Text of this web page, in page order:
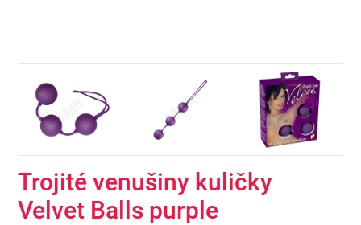
Trojité venušiny kuličky
Velvet Balls purple